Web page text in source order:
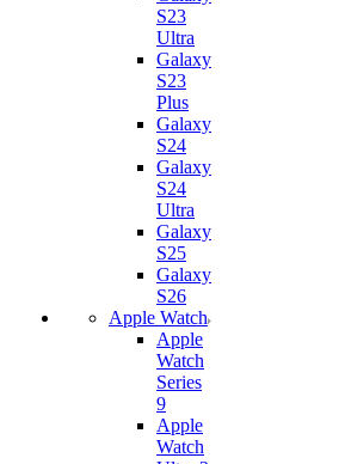
S23
Ultra
Galaxy
S23
Plus
Galaxy
S24
Galaxy
S24
Ultra
Galaxy
S25
Galaxy
S26
Apple Watch
Apple
Watch
Series
9
Apple
Watch